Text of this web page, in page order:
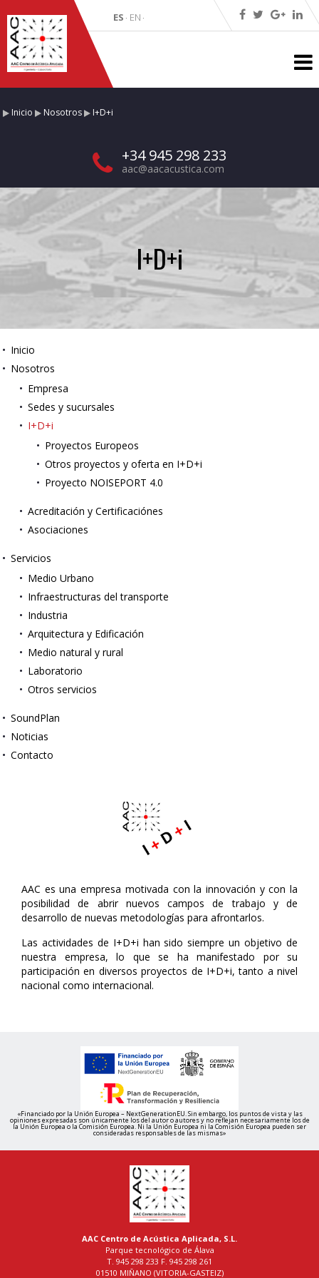
ES · EN ·
Inicio Nosotros I+D+i
+34 945 298 233
aac@aacacustica.com
I+D+i
Inicio
Nosotros
Empresa
Sedes y sucursales
I+D+i
Proyectos Europeos
Otros proyectos y oferta en I+D+i
Proyecto NOISEPORT 4.0
Acreditación y Certificaciónes
Asociaciones
Servicios
Medio Urbano
Infraestructuras del transporte
Industria
Arquitectura y Edificación
Medio natural y rural
Laboratorio
Otros servicios
SoundPlan
Noticias
Contacto
AAC es una empresa motivada con la innovación y con la
posibilidad de abrir nuevos campos de trabajo y de
desarrollo de nuevas metodologías para afrontarlos.
Las actividades de I+D+i han sido siempre un objetivo de
nuestra empresa, lo que se ha manifestado por su
participación en diversos proyectos de I+D+i, tanto a nivel
nacional como internacional.
«Financiado por la Unión Europea – NextGenerationEU. Sin embargo, los puntos de vista y las
opiniones expresadas son únicamente los del autor o autores y no reflejan necesariamente los de
la Unión Europea o la Comisión Europea. Ni la Unión Europea ni la Comisión Europea pueden ser
consideradas responsables de las mismas»
AAC Centro de Acústica Aplicada, S.L.
Parque tecnológico de Álava
T. 945 298 233 F. 945 298 261
01510 MIÑANO (VITORIA-GASTEIZ)